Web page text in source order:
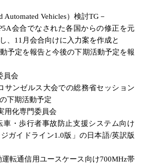
Vehicles）検討TG－
会合でなされた各国からの修正を元
、11月会合向けに入力案を作成と
を報告と今後の下期活動予定を報
員会
ンゼルス大会での総務省セッション
下期活動予定
用化専門委員会
・歩行者事故防止支援システム向け
ガイドライン1.0版」の日本語/英訳版
通信用ユースケース向け700MHz帯